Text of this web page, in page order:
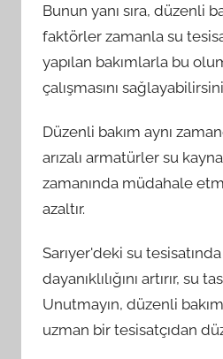
Bunun yanı sıra, düzenli
faktörler zamanla su
yapılan bakımlarla bu
çalışmasını
Düzenli bakım aynı
arızalı armatürler su
zamanında müdahale
azaltır.
Sarıyer'deki su
dayanıklılığını artırır,
Unutmayın, düzenli
uzman bir tesisatçıdan